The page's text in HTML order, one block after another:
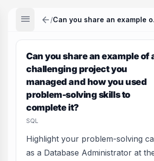
menu arrow_back / Can you
Can you share an example of
challenging project you
managed and how you used
problem-solving skills to
complete it?
SQL
Highlight your problem-solving
as a Database Administrator at